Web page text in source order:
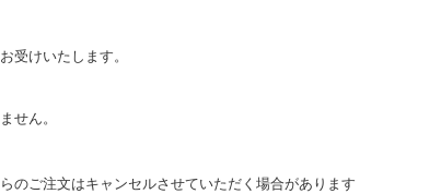
受けいたします。
せん。
のご注文はキャンセルさせていただく場合があります